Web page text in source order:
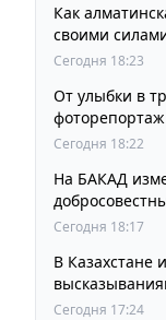
Как
своими
Сегодня 18:23
От улыбки в
Сегодня 18:22
На БАКАД
остается
Сегодня 18:17
В Казахстане
Сегодня 17:24